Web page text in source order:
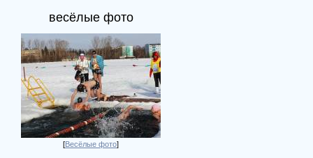
весёлые фото
[Весёлые фото]